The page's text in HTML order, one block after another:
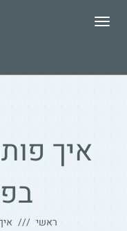
תפריט
איך
ראשי